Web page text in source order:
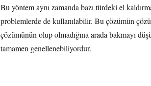
Bu yöntem aynı zamanda bazı türdeki el
problemlerde de kullanılabilir. Bu çözümün
çözümünün olup olmadığına arada bakmayı
tamamen genellenebiliyordur.